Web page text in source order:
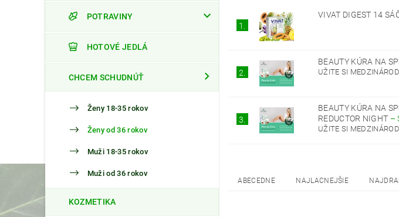
POTRAVINY
HOTOVÉ JEDLÁ
CHCEM SCHUDNÚŤ
Ženy 18-35 rokov
Ženy od 36 rokov
Muži 18-35 rokov
Muži od 36 rokov
KOZMETIKA
1.
VIVAT DIGEST 14
2.
BEAUTY KÚRA NA
UŽITE SI
3.
BEAUTY KÚRA NA
REDUCTOR NIGHT –
UŽITE SI
ABECEDNE NAJLACNEJŠIE